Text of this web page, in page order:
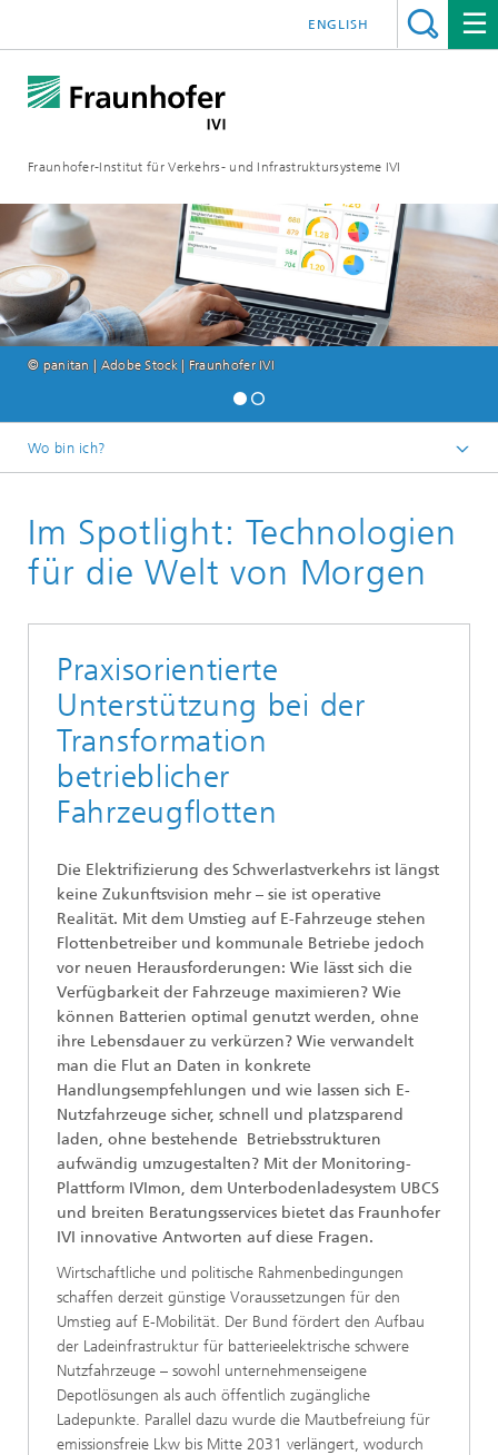
Fraunhofer-Institut für Verkehrs- und Infrastruktursysteme IVI
ENGLISH
© panitan | Adobe Stock | Fraunhofer IVI
Wo bin ich?
Publikationen
Institutsmagazin 2025
Im Spotlight: Technologien
für die Welt von Morgen
Praxisorientierte
Unterstützung bei der
Transformation
betrieblicher
Fahrzeugflotten
Die Elektrifizierung des Schwerlastverkehrs ist längst
keine Zukunftsvision mehr – sie ist operative
Realität. Mit dem Umstieg auf E-Fahrzeuge stehen
Flottenbetreiber und kommunale Betriebe jedoch
vor neuen Herausforderungen: Wie lässt sich die
Verfügbarkeit der Fahrzeuge maximieren? Wie
können Batterien optimal genutzt werden, ohne
ihre Lebensdauer zu verkürzen? Wie verwandelt
man die Flut an Daten in konkrete
Handlungsempfehlungen und wie lassen sich E-
Nutzfahrzeuge sicher, schnell und platzsparend
laden, ohne bestehende Betriebsstrukturen
aufwändig umzugestalten? Mit der Monitoring-
Plattform IVImon, dem Unterbodenladesystem UBCS
und breiten Beratungsservices bietet das Fraunhofer
IVI innovative Antworten auf diese Fragen.
Wirtschaftliche und politische Rahmenbedingungen
schaffen derzeit günstige Voraussetzungen für den
Umstieg auf E-Mobilität. Der Bund fördert den Aufbau
der Ladeinfrastruktur für batterieelektrische schwere
Nutzfahrzeuge – sowohl unternehmenseigene
Depotlösungen als auch öffentlich zugängliche
Ladepunkte. Parallel dazu wurde die Mautbefreiung für
emissionsfreie Lkw bis Mitte 2031 verlängert, wodurch